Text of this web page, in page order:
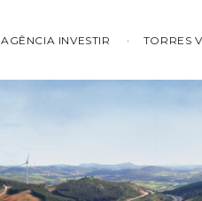
AGÊNCIA INVESTIR TORRES